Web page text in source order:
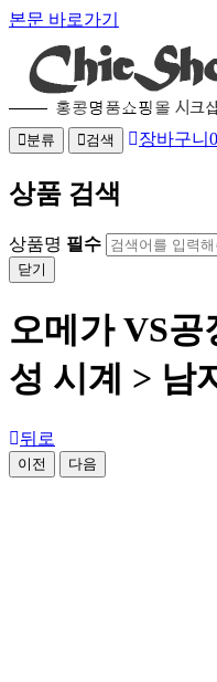
본문 바로가기
분류 검색 장바구니 0
상품 검색
상품명 필수
닫기
오메가 VS
성 시계 > 남
뒤로
이전 다음